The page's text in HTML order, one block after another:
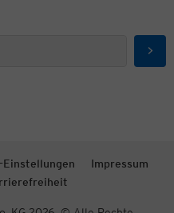
Einstellungen
Impressum